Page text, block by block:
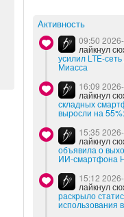
Активность
09:50
лайкнул
усилил LTE-
Миасса
16:09
лайкнул
складных
выросли на
15:35
лайкнул
объявила о
ИИ-смартфона
15:12
лайкнул
раскрыло
использования